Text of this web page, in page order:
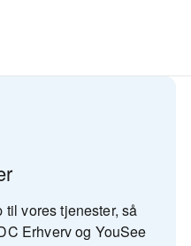
vores tjenester, så
Erhverv og YouSee